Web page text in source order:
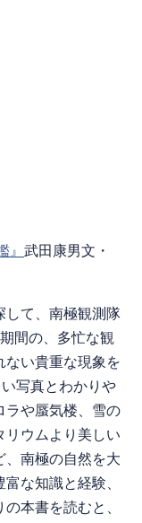
』 武田康男文・
て、南極観測隊
間の、多忙な観
ない貴重な現象を
写真とわかりや
ラや蜃気楼、雪の
リウムより美しい
、南極の自然を大
な知識と経験、
本書を読むと、